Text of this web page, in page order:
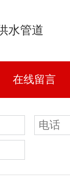
水管道
在线留言